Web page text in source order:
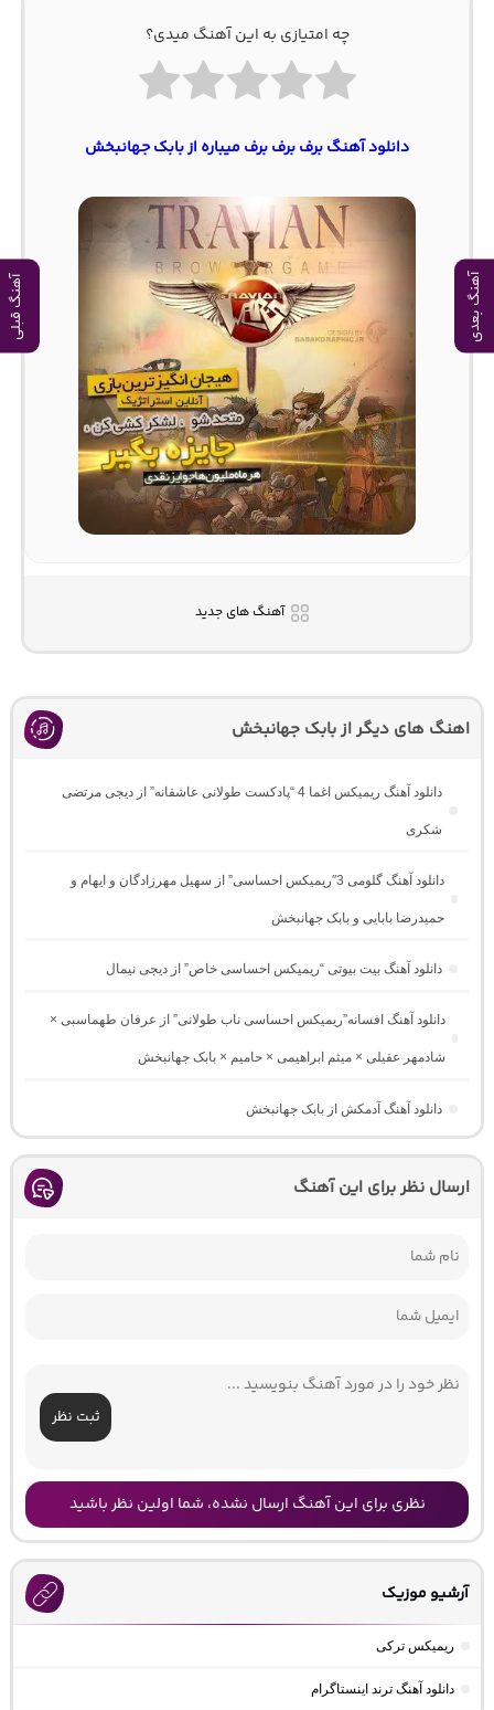
آهنگ بعدی آهنگ قبلی
چه امتیازی به این آهنگ میدی؟
دانلود آهنگ برف برف برف میباره از بابک جهانبخش
آهنگ های جدید
اهنگ های دیگر از بابک جهانبخش
دانلود آهنگ ریمیکس اغما 4 “پادکست طولانی عاشقانه” از دیجی مرتضی
شکری
دانلود آهنگ گلومی 3″ریمیکس احساسی” از سهیل مهرزادگان و ایهام و
حمیدرضا بابایی و بابک جهانبخش
دانلود آهنگ بیت بیوتی “ریمیکس احساسی خاص” از دیجی نیمال
دانلود آهنگ افسانه”ریمیکس احساسی ناب طولانی” از عرفان طهماسبی ×
شادمهر عقیلی × میثم ابراهیمی × حامیم × بابک جهانبخش
دانلود آهنگ آدمکش از بابک جهانبخش
ارسال نظر برای این آهنگ
ثبت نظر
نظری برای این آهنگ ارسال نشده، شما اولین نظر باشید
آرشیو موزیک
ریمیکس ترکی
دانلود آهنگ ترند اینستاگرام